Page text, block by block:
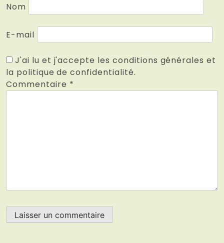
Nom
E-mail
J'ai lu et j'accepte les conditions générales et
la politique de confidentialité.
Commentaire *